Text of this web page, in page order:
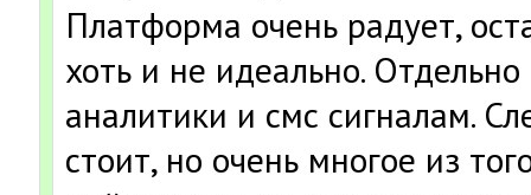
Платформа очень радует,
хоть и не идеально.
аналитики и смс сигналам.
стоит, но очень многое из